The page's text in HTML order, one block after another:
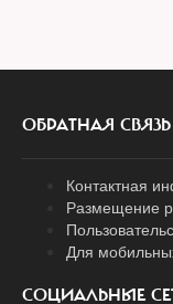
ОБРАТНАЯ СВЯЗЬ
Контактная
Размещение
Для
СОЦИАЛЬНЫЕ